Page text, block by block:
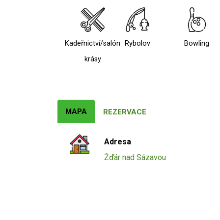
Kadeřnictví/salón
krásy
Rybolov Bowling
MAPA REZERVACE
Adresa
Žďár nad Sázavou